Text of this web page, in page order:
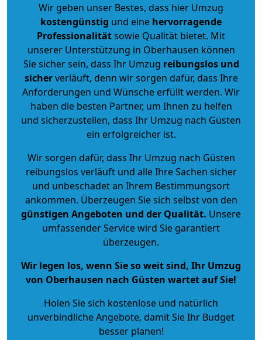
Wir geben unser Bestes, dass hier Umzug
kostengünstig und eine hervorragende
Professionalitätsowie Qualität bietet. Mit
unserer Unterstützung in Oberhausen können
Sie sicher sein, dass Ihr Umzug reibungslos und
sicherverläuft, denn wir sorgen dafür, dass Ihre
Anforderungen und Wünsche erfüllt werden. Wir
haben die besten Partner, um Ihnen zu helfen
und sicherzustellen, dass Ihr Umzug nach Güsten
ein erfolgreicher ist.
Wir sorgen dafür, dass Ihr Umzug nach Güsten
reibungslos verläuft und alle Ihre Sachen sicher
und unbeschadet an Ihrem Bestimmungsort
ankommen. Überzeugen Sie sich selbst von den
günstigen Angeboten und der Qualität. Unsere
umfassender Service wird Sie garantiert
überzeugen.
Wir legen los, wenn Sie so weit sind, Ihr Umzug
von Oberhausen nach Güsten wartet auf Sie!
Holen Sie sich kostenlose und natürlich
unverbindliche Angebote, damit Sie Ihr Budget
besser planen!